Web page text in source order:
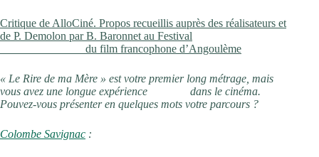
Critique de AlloCiné. Propos recueillis auprès des réalisateurs et
de P. Demolon par B. Baronnet au Festival
du film francophone d’Angoulème
« Le Rire de ma Mère » est votre premier long métrage, mais
vous avez une longue expérience dans le cinéma.
Pouvez-vous présenter en quelques mots votre parcours ?
Colombe Savignac :